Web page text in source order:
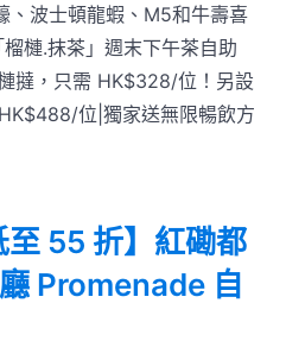
、波士頓龍蝦、M5和牛壽喜
槤.抹茶」週末下午茶自助
撻，只需 HK$328/位！另設
位|獨家送無限暢飲方
至 55 折】紅磡都
Promenade 自